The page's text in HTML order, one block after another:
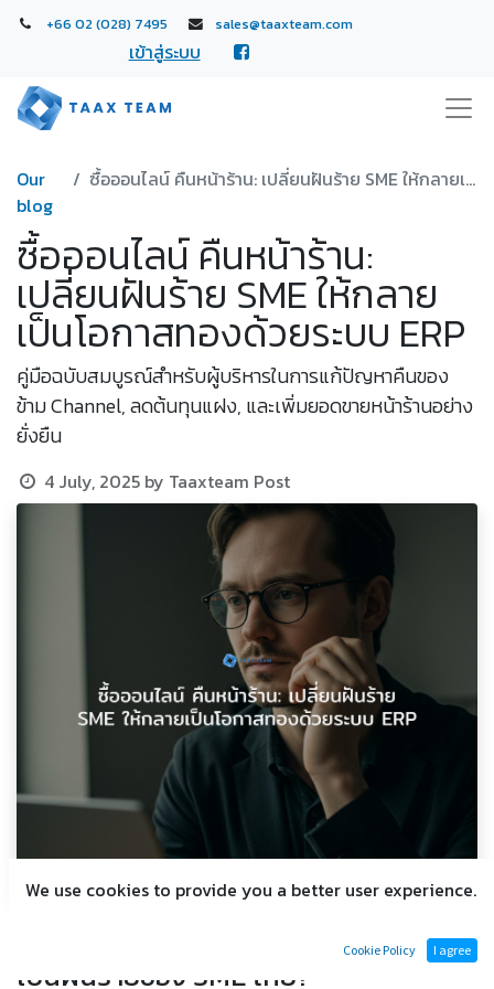
+66 02 (028) 7495 sales@taaxteam.com
เข้าสู่ระบบ
Our
blog
ซื้อออนไลน์ คืนหน้าร้าน: เปลี่ยนฝันร้าย SME ให้กลายเป็นโอกาสทองด้วยระบบ ERP
ซื้อออนไลน์ คืนหน้าร้าน:
เปลี่ยนฝันร้าย SME ให้กลาย
เป็นโอกาสทองด้วยระบบ ERP
คู่มือฉบับสมบูรณ์สำหรับผู้บริหารในการแก้ปัญหาคืนของ
ข้าม Channel, ลดต้นทุนแฝง, และเพิ่มยอดขายหน้าร้านอย่าง
ยั่งยืน
4 July, 2025 by Taaxteam Post
ทำไม 'ซื้อออนไลน์ คืนหน้าร้าน' ถึงกลาย
เป็นฝันร้ายของ SME ไทย?
We use cookies to provide you a better user experience.
Cookie Policy I agree